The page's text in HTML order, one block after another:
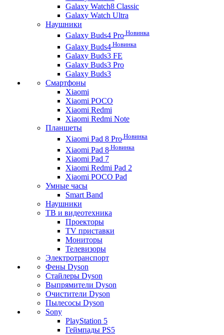
Galaxy Watch8 Classic
Galaxy Watch Ultra
Наушники
Galaxy Buds4 Pro Новинка
Galaxy Buds4 Новинка
Galaxy Buds3 FE
Galaxy Buds3 Pro
Galaxy Buds3
Смартфоны
Xiaomi
Xiaomi POCO
Xiaomi Redmi
Xiaomi Redmi Note
Планшеты
Xiaomi Pad 8 Pro Новинка
Xiaomi Pad 8 Новинка
Xiaomi Pad 7
Xiaomi Redmi Pad 2
Xiaomi POCO Pad
Умные часы
Smart Band
Наушники
ТВ и видеотехника
Проекторы
TV приставки
Мониторы
Телевизоры
Электротранспорт
Фены Dyson
Стайлеры Dyson
Выпрямители Dyson
Очистители Dyson
Пылесосы Dyson
Sony
PlayStation 5
Геймпады PS5